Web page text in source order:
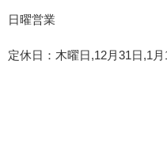
日曜営業
定休日：木曜日,12月31日,1月